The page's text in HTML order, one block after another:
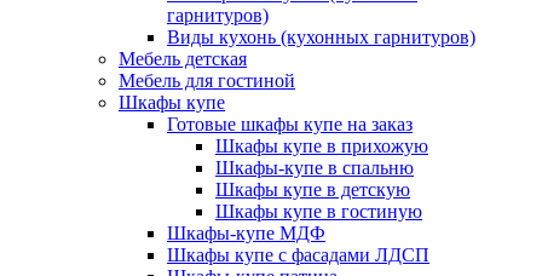
гарнитуров)
Виды кухонь (кухонных гарнитуров)
Мебель детская
Мебель для гостиной
Шкафы купе
Готовые шкафы купе на заказ
Шкафы купе в прихожую
Шкафы-купе в спальню
Шкафы купе в детскую
Шкафы купе в гостиную
Шкафы-купе МДФ
Шкафы купе с фасадами ЛДСП